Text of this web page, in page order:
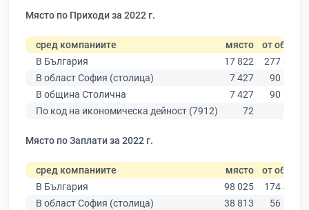
Място по Приходи за 2022 г.
сред компаниите място от общо
В България
17 822
277 019
В област София (столица)
7 427
90 178
В община Столична
7 427
90 178
По код на икономическа дейност (7912)
72 770
Място по Заплати за 2022 г.
сред компаниите място от общо
В България
98 025
174 403
В област София (столица)
38 813
56 378